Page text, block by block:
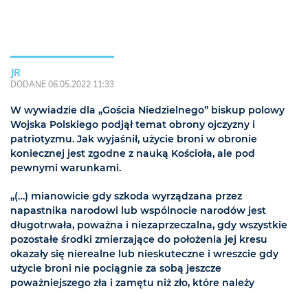
JR
DODANE 06.05.2022 11:33
W wywiadzie dla „Gościa Niedzielnego” biskup polowy
Wojska Polskiego podjął temat obrony ojczyzny i
patriotyzmu. Jak wyjaśnił, użycie broni w obronie
koniecznej jest zgodne z nauką Kościoła, ale pod
pewnymi warunkami.
„(…) mianowicie gdy szkoda wyrządzana przez
napastnika narodowi lub wspólnocie narodów jest
długotrwała, poważna i niezaprzeczalna, gdy wszystkie
pozostałe środki zmierzające do położenia jej kresu
okazały się nierealne lub nieskuteczne i wreszcie gdy
użycie broni nie pociągnie za sobą jeszcze
poważniejszego zła i zamętu niż zło, które należy